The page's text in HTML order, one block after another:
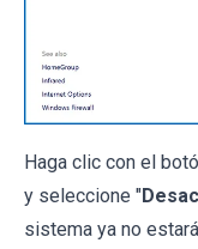
Haga clic con el
y seleccione "
sistema ya no